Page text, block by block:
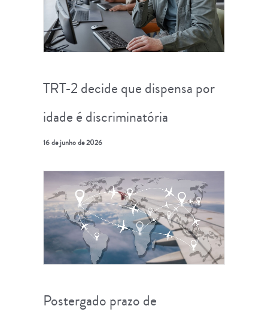
TRT-2 decide que dispensa por
idade é discriminatória
16 de junho de 2026
Postergado prazo de